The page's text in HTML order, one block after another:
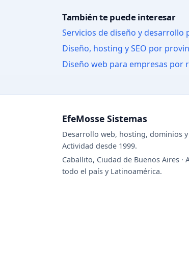
También te puede interesar
Servicios de diseño y desarrollo
Diseño, hosting y SEO por
Diseño web para empresas por
EfeMosse Sistemas
Desarrollo web, hosting, dominios
Actividad desde 1999.
Caballito, Ciudad de Buenos Aires ·
todo el país y Latinoamérica.